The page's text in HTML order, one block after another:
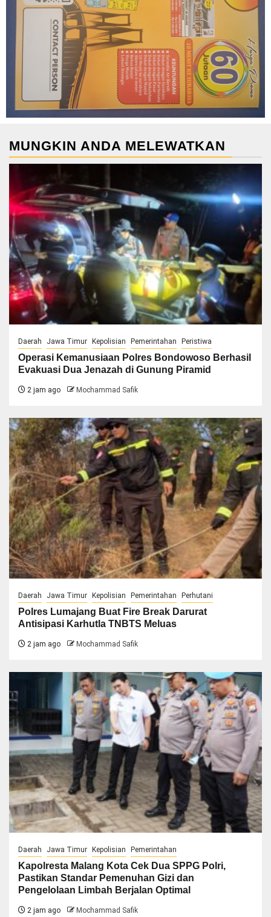
MUNGKIN ANDA MELEWATKAN
Daerah Jawa Timur Kepolisian Pemerintahan Peristiwa
Operasi Kemanusiaan Polres Bondowoso Berhasil
Evakuasi Dua Jenazah di Gunung Piramid
2 jam ago Mochammad Safik
Daerah Jawa Timur Kepolisian Pemerintahan Perhutani
Polres Lumajang Buat Fire Break Darurat
Antisipasi Karhutla TNBTS Meluas
2 jam ago Mochammad Safik
Daerah Jawa Timur Kepolisian Pemerintahan
Kapolresta Malang Kota Cek Dua SPPG Polri,
Pastikan Standar Pemenuhan Gizi dan
Pengelolaan Limbah Berjalan Optimal
2 jam ago Mochammad Safik